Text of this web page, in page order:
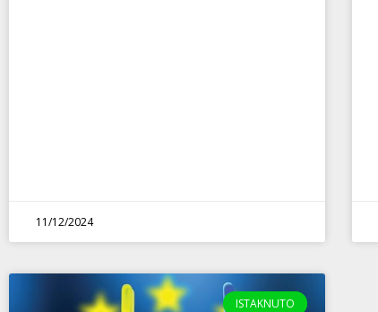
11/12/2024
ISTAKNUTO